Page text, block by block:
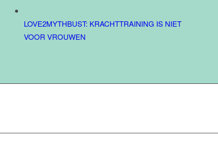
LOVE2MYTHBUST: KRACHTTRAINING IS NIET
VOOR VROUWEN